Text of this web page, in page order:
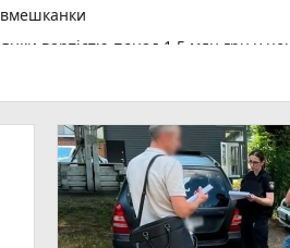
вартістю понад 1,5 млн грн у
книгообмін
зміцнення обороноздатності